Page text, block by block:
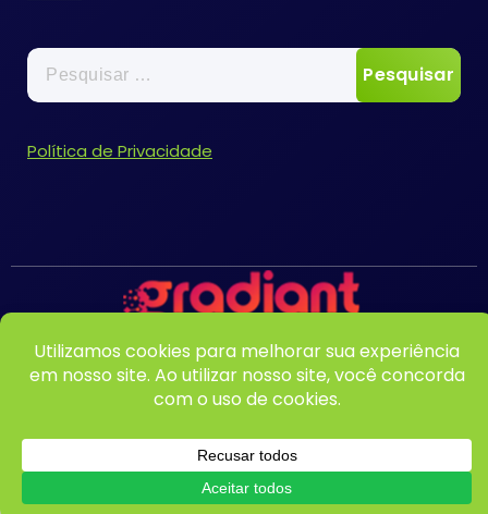
Pesquisar
por:
Política de Privacidade
Agência Renew Design